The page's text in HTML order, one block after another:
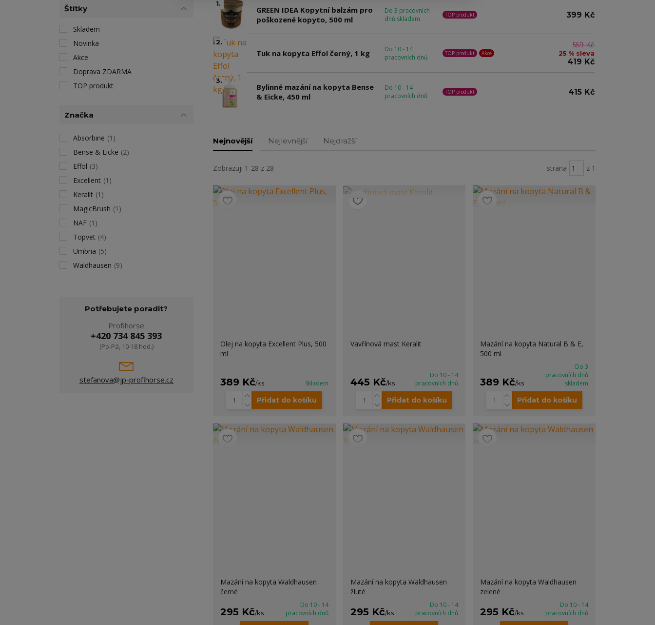
1.
GREEN IDEA Kopytní balzám pro
poškozené kopyto, 500 ml
Do 3 pracovních
dnů skladem
TOP produkt 399 Kč
2.
Tuk na kopyta Effol černý, 1 kg
Do 10 - 14
pracovních dnů
TOP produkt Akce
559 Kč
25 % sleva
419 Kč
3.
Bylinné mazání na kopyta Bense
& Eicke, 450 ml
Do 10 - 14
pracovních dnů
TOP produkt 415 Kč
Nejnovější Nejlevnější Nejdražší
Zobrazuji 1-28 z 28 strana z 1
Olej na kopyta Excellent Plus, 500
ml
389 Kč/ks Skladem
Přidat do košíku
Vavřínová mast Keralit
445 Kč/ks
Do 10 - 14
pracovních dnů
Přidat do košíku
Mazání na kopyta Natural B & E,
500 ml
389 Kč/ks
Do 3
pracovních dnů
skladem
Přidat do košíku
Mazání na kopyta Waldhausen
černé
295 Kč/ks
Do 10 - 14
pracovních dnů
Mazání na kopyta Waldhausen
žluté
295 Kč/ks
Do 10 - 14
pracovních dnů
Mazání na kopyta Waldhausen
zelené
295 Kč/ks
Do 10 - 14
pracovních dnů
Štítky
Skladem
Novinka
Akce
Doprava ZDARMA
TOP produkt
Značka
Absorbine (1)
Bense & Eicke (2)
Effol (3)
Excellent (1)
Keralit (1)
MagicBrush (1)
NAF (1)
Topvet (4)
Umbria (5)
Waldhausen (9)
Potřebujete poradit?
Profihorse
+420 734 845 393
(Po-Pá, 10-18 hod.)
stefanova@jp-profihorse.cz